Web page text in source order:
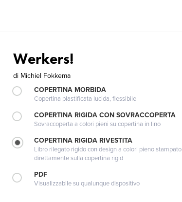
Werkers!
di Michiel Fokkema
COPERTINA MORBIDA
Copertina plastificata lucida, flessibile
COPERTINA RIGIDA CON SOVRACCOPERTA
Sovraccoperta a colori pieni su copertina in lino
COPERTINA RIGIDA RIVESTITA
Libro rilegato rigido con design a colori pieno stampato
direttamente sulla copertina rigid
PDF
Visualizzabile su qualunque dispositivo